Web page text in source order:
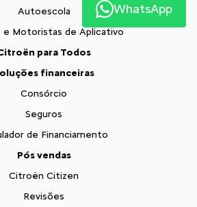
Autoescola
e Motoristas de Aplicativo
para Todos
financeiras
Consórcio
Seguros
de Financiamento
Pós vendas
Citroën Citizen
Revisões
WhatsApp